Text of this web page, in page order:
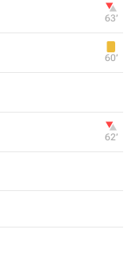
63‎’‎
60‎’‎
62‎’‎